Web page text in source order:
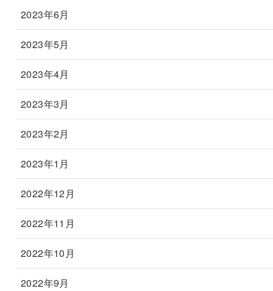
2023年6月
2023年5月
2023年4月
2023年3月
2023年2月
2023年1月
2022年12月
2022年11月
2022年10月
2022年9月